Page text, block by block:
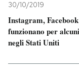
Tecnologia
Internet
Scienza
30/10/2019
Instagram,
funzionano per
negli Stati Uniti